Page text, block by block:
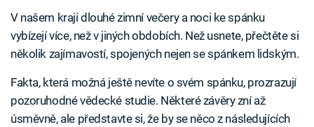
V našem kraji dlouhé zimní večery a noci ke spánku
vybízejí více, než v jiných obdobích. Než usnete, přečtěte si
několik zajímavostí, spojených nejen se spánkem lidským.
Fakta, která možná ještě nevíte o svém spánku, prozrazují
pozoruhodné vědecké studie. Některé závěry zní až
úsměvně, ale představte si, že by se něco z následujících